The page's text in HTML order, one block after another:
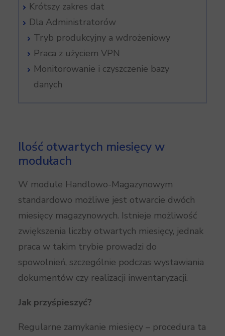
Krótszy zakres dat
Dla Administratorów
Tryb produkcyjny a wdrożeniowy
Praca z użyciem VPN
Monitorowanie i czyszczenie bazy
danych
Ilość otwartych miesięcy w
modułach
W module Handlowo-Magazynowym
standardowo możliwe jest otwarcie dwóch
miesięcy magazynowych. Istnieje możliwość
zwiększenia liczby otwartych miesięcy, jednak
praca w takim trybie prowadzi do
spowolnień, szczególnie podczas wystawiania
dokumentów czy realizacji inwentaryzacji.
Jak przyśpieszyć?
Regularne zamykanie miesięcy – procedura ta